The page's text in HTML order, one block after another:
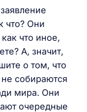
что? Они
что иное,
А, значит,
о том, что
собираются
мира. Они
очередные